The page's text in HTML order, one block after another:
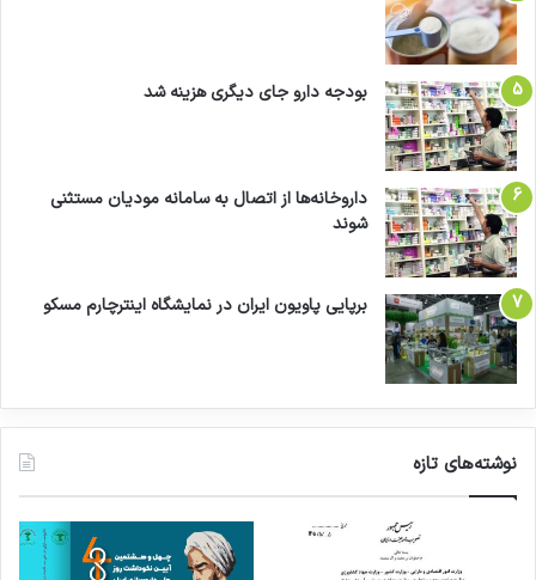
بودجه دارو جای دیگری هزینه شد
داروخانه‌ها از اتصال به سامانه مودیان مستثنی
شوند
برپایی پاویون ایران در نمایشگاه اینترچارم مسکو
نوشته‌های تازه